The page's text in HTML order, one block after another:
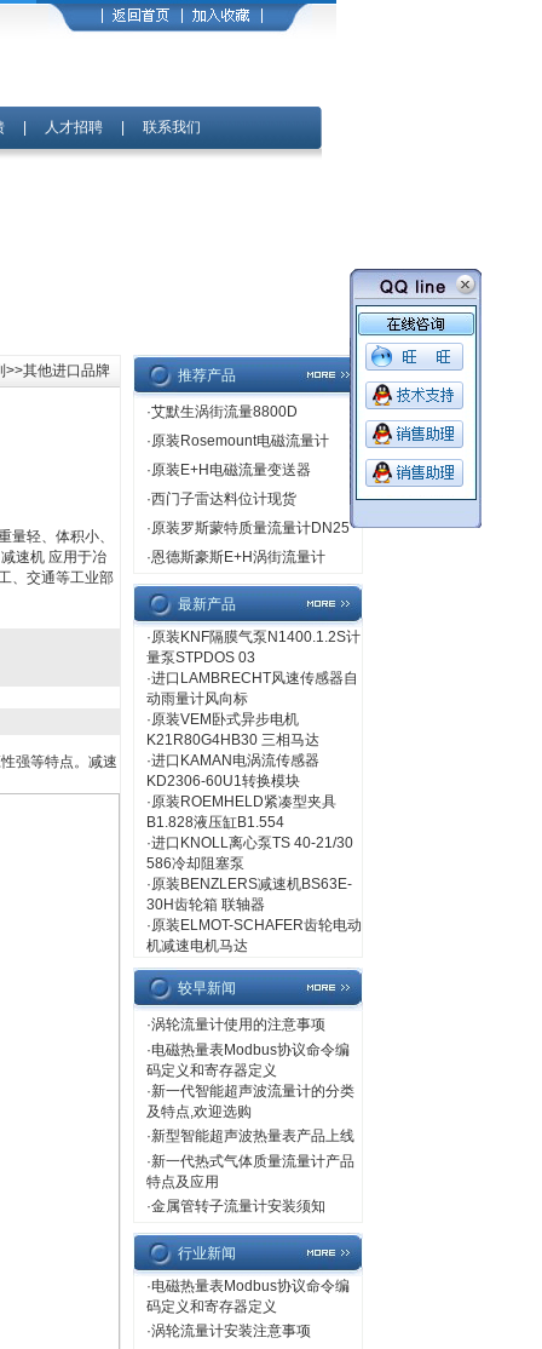
| 人才招聘| 联系我们
>>其他进口品牌
量轻、体积小、
速机 应用于冶
、交通等工业部
强等特点。减速
推荐产品
·艾默生涡街流量8800D
·原装Rosemount电磁流量计
·原装E+H电磁流量变送器
·西门子雷达料位计现货
·原装罗斯蒙特质量流量计DN25
·恩德斯豪斯E+H涡街流量计
最新产品
·原装KNF隔膜气泵N1400.1.2S计
量泵STPDOS 03
·进口LAMBRECHT风速传感器自
动雨量计风向标
·原装VEM卧式异步电机
K21R80G4HB30 三相马达
·进口KAMAN电涡流传感器
KD2306-60U1转换模块
·原装ROEMHELD紧凑型夹具
B1.828液压缸B1.554
·进口KNOLL离心泵TS 40-21/30
586冷却阻塞泵
·原装BENZLERS减速机BS63E-
30H齿轮箱 联轴器
·原装ELMOT-SCHAFER齿轮电动
机减速电机马达
较早新闻
·涡轮流量计使用的注意事项
·电磁热量表Modbus协议命令编
码定义和寄存器定义
·新一代智能超声波流量计的分类
及特点,欢迎选购
·新型智能超声波热量表产品上线
·新一代热式气体质量流量计产品
特点及应用
·金属管转子流量计安装须知
行业新闻
·电磁热量表Modbus协议命令编
码定义和寄存器定义
·涡轮流量计安装注意事项